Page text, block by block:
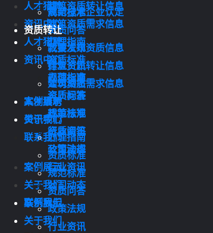
规范标准
资质问答
政策法规
行业资讯
公司动态
案例展示
关于我们
联系我们
人才猎聘
资讯中心
办理指南
资质标准
规范标准
资质问答
政策法规
行业资讯
公司动态
案例展示
关于我们
联系我们
建筑资质转让信息
建筑资质需求信息
人才猎聘
资讯中心
办理指南
资质标准
规范标准
资质问答
政策法规
行业资讯
公司动态
案例展示
关于我们
高新技术企业认定
资质转让
我要发布资质信息
建筑资质转让信息
建筑资质需求信息
人才猎聘
资讯中心
办理指南
资质标准
规范标准
资质问答
政策法规
行业资讯